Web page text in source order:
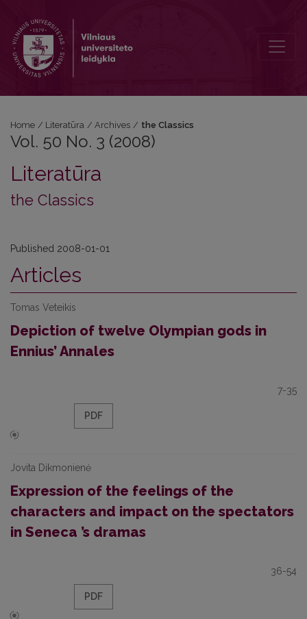
Home / Literatūra / Archives / the Classics
Vol. 50 No. 3 (2008)
Literatūra
the Classics
Published 2008-01-01
Articles
Tomas Veteikis
Depiction of twelve Olympian gods in
Ennius’ Annales
7-35
PDF
Jovita Dikmonienė
Expression of the feelings of the
characters and impact on the spectators
in Seneca ’s dramas
36-54
PDF